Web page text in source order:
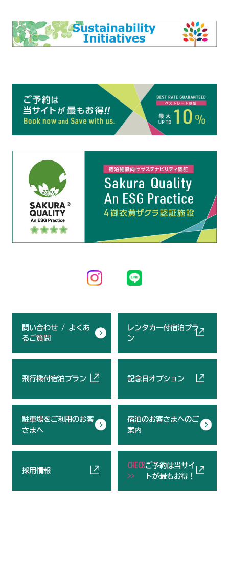
問い合わせ / よくあ
るご質問
レンタカー付宿泊プラ
ン
飛行機付宿泊プラン 記念日オプション
駐車場をご利用のお客
さまへ
宿泊のお客さまへのご
案内
採用情報
CHECK
>>
ご予約は当サイ
トが最もお得！